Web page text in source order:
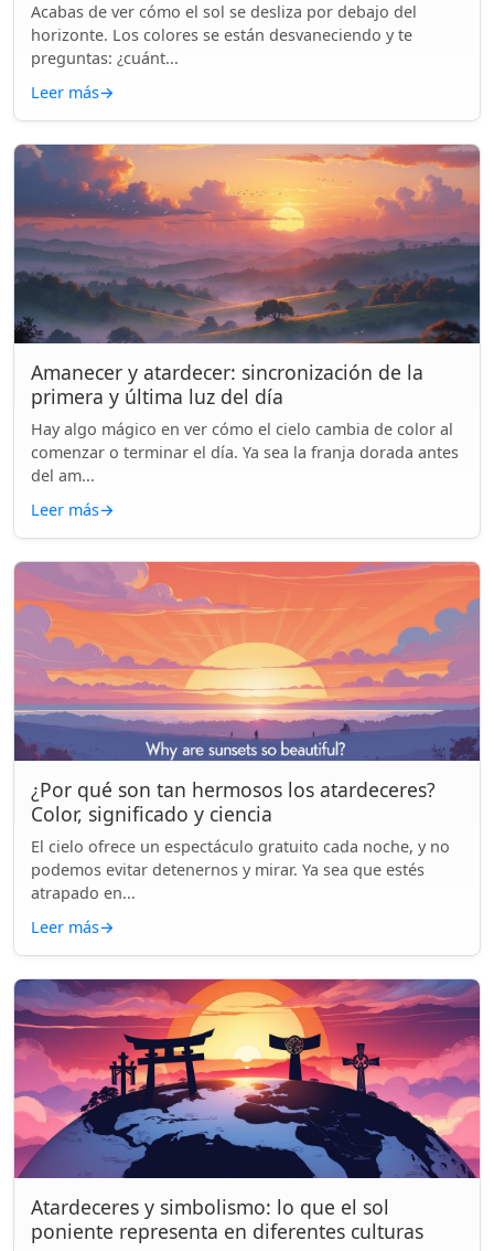
Acabas de ver cómo el sol se desliza por debajo del
horizonte. Los colores se están desvaneciendo y te
preguntas: ¿cuánt...
Leer más→
Amanecer y atardecer: sincronización de la
primera y última luz del día
Hay algo mágico en ver cómo el cielo cambia de color al
comenzar o terminar el día. Ya sea la franja dorada antes
del am...
Leer más→
¿Por qué son tan hermosos los atardeceres?
Color, significado y ciencia
El cielo ofrece un espectáculo gratuito cada noche, y no
podemos evitar detenernos y mirar. Ya sea que estés
atrapado en...
Leer más→
Atardeceres y simbolismo: lo que el sol
poniente representa en diferentes culturas